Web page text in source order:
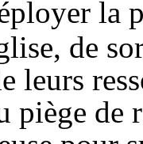
la
de
leurs
piège de